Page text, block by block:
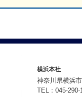
横浜本社
神奈川県横浜
TEL：045-